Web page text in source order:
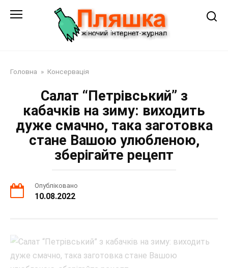
Головна » Консервація
Салат “Петрівський” з
кабачків на зиму: виходить
дуже смачно, така заготовка
стане Вашою улюбленою,
зберігайте рецепт
Опубліковано
10.08.2022